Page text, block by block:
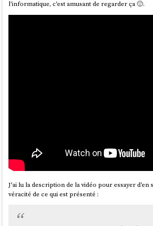
l'informatique, c'est amusant de regarder ça 🙂.
J'ai lu la description de la vidéo pour essayer d'en
véracité de ce qui est présenté :